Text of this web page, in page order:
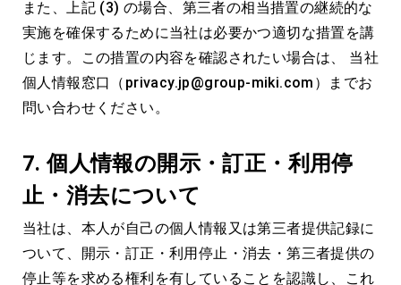
また、上記 (3) の場合、第三者の相当措置の継続的な
実施を確保するために当社は必要かつ適切な措置を講
じます。この措置の内容を確認されたい場合は、 当社
個人情報窓口（privacy.jp@group-miki.com）までお
問い合わせください。
7.個人情報の開示・訂正・利用停
止・消去について
当社は、本人が自己の個人情報又は第三者提供記録に
ついて、開示・訂正・利用停止・消去・第三者提供の
停止等を求める権利を有していることを認識し、これ